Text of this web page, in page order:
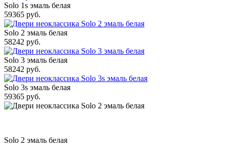
Solo 1s эмаль белая
59365 руб.
Solo 2 эмаль белая
58242 руб.
Solo 3 эмаль белая
58242 руб.
Solo 3s эмаль белая
59365 руб.
Solo 2 эмаль белая